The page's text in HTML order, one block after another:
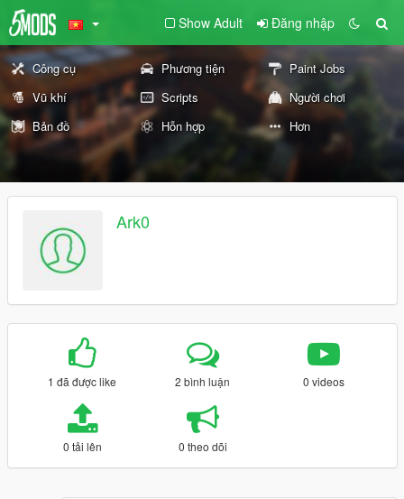
Show Adult Đăng nhập
Công cụ Phương tiện
Paint Jobs
Vũ khí
Scripts
Người chơi
Bản đồ
Hỗn hợp Hơn
Ark0
1 đã được like 2 bình luận 0 videos
0 tải lên 0 theo dõi